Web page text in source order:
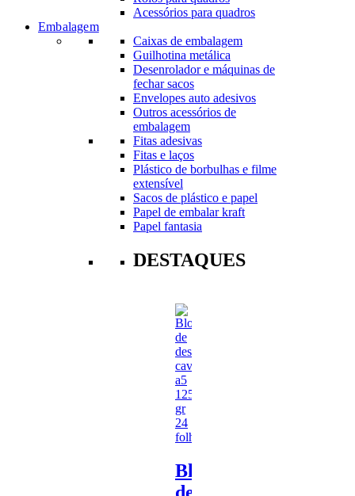
Acessórios para quadros
Embalagem
Caixas de embalagem
Guilhotina metálica
Desenrolador e máquinas de
fechar sacos
Envelopes auto adesivos
Outros acessórios de
embalagem
Fitas adesivas
Fitas e laços
Plástico de borbulhas e filme
extensível
Sacos de plástico e papel
Papel de embalar kraft
Papel fantasia
DESTAQUES
Bloco
de